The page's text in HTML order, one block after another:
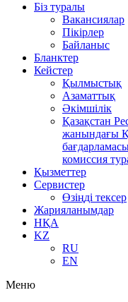
Біз туралы
Вакансиялар
Пікірлер
Байланыс
Бланктер
Кейстер
Қылмыстық
Азаматтық
Әкімшілік
Қазақстан
жанындағы
комиссия
Қызметтер
Сервистер
Өзіңді тексер
Жарияланымдар
НҚА
KZ
RU
EN
Меню